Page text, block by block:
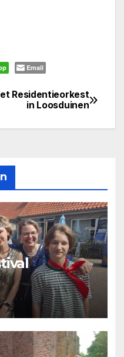
Email
Residentieorkest
in Loosduinen